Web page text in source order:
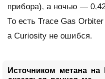
прибора), а ночью —
То есть Trace Gas Orbiter
а Curiosity не ошибся.
Источником метана